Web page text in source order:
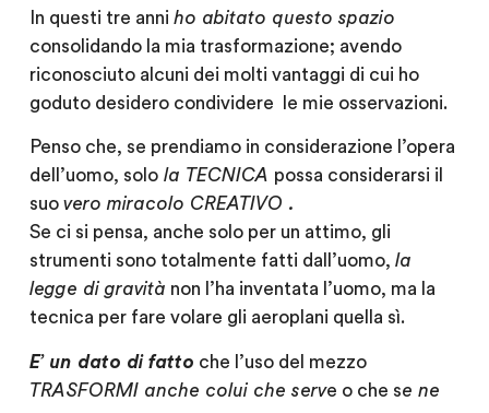
In questi tre anni ho abitato questo spazio
consolidando la mia trasformazione; avendo
riconosciuto alcuni dei molti vantaggi di cui ho
goduto desidero condividere le mie osservazioni.
Penso che, se prendiamo in considerazione l’opera
dell’uomo, solola TECNICA possa considerarsi il
suo vero miracolo CREATIVO .
Se ci si pensa, anche solo per un attimo, gli
strumenti sono totalmente fatti dall’uomo, la
legge di gravità non l’ha inventata l’uomo, ma la
tecnica per fare volare gli aeroplani quella sì.
E’ un dato di fatto che l’uso del mezzo
TRASFORMI anche colui che serve o che se ne